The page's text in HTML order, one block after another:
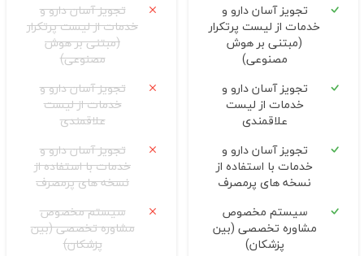
تجویز آسان دارو و
خدمات از لیست پرتکرار
(مبتنی بر هوش
مصنوعی)
تجویز آسان دارو و
خدمات از لیست
علاقمندی
تجویز آسان دارو و
خدمات با استفاده از
نسخه های پرمصرف
سیستم مخصوص
مشاوره تخصصی (بین
پزشکان)
تجویز آسان دارو و
خدمات از لیست پرتکرار
(مبتنی بر هوش
مصنوعی)
تجویز آسان دارو و
خدمات از لیست
علاقمندی
تجویز آسان دارو و
خدمات با استفاده از
نسخه های پرمصرف
سیستم مخصوص
مشاوره تخصصی (بین
پزشکان)